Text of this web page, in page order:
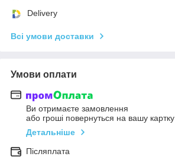
Delivery
Всі умови доставки
Умови оплати
Ви отримаєте замовлення
або гроші повернуться на вашу картку
Детальніше
Післяплата